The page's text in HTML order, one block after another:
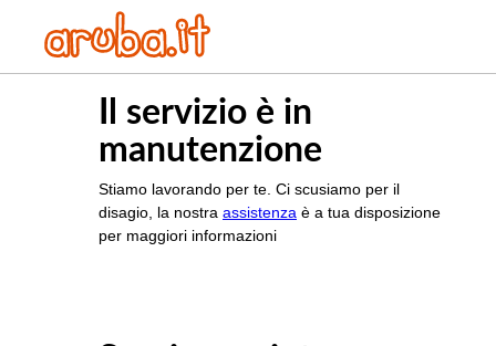
Il servizio è in
manutenzione
Stiamo lavorando per te. Ci scusiamo per il
disagio, la nostra assistenza è a tua disposizione
per maggiori informazioni